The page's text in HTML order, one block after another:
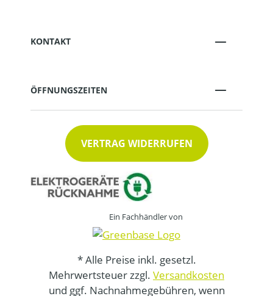
KONTAKT
ÖFFNUNGSZEITEN
VERTRAG WIDERRUFEN
Ein Fachhändler von
* Alle Preise inkl. gesetzl.
Mehrwertsteuer zzgl. Versandkosten
und ggf. Nachnahmegebühren, wenn